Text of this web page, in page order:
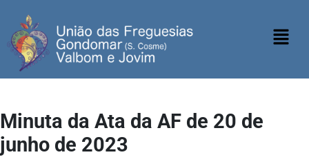
Minuta da Ata da AF de 20 de
junho de 2023